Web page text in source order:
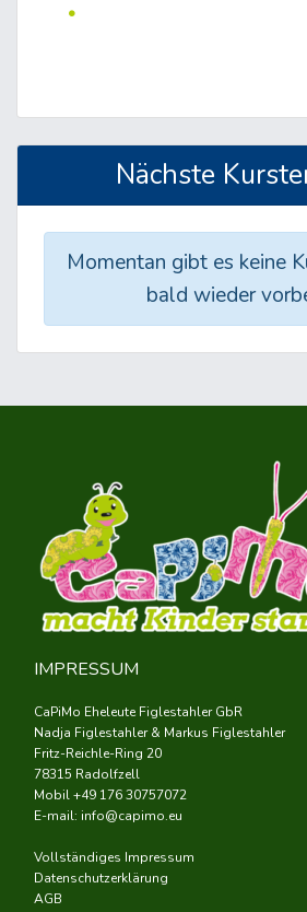
Nächste
Momentan gibt es keine
bald wieder
IMPRESSUM
CaPiMo Eheleute Figlestahler GbR
Nadja Figlestahler & Markus Figlestahler
Fritz-Reichle-Ring 20
78315 Radolfzell
Mobil +49 176 30757072
E-mail: info@capimo.eu
Vollständiges Impressum
Datenschutzerklärung
AGB